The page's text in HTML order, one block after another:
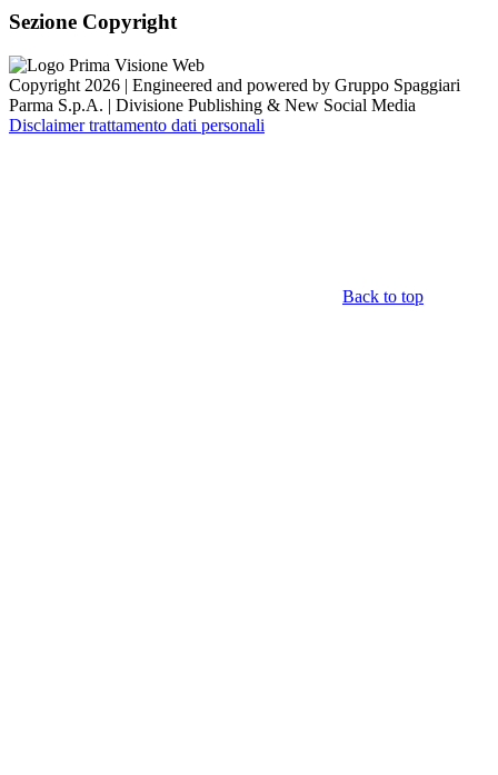
Sezione Copyright
Copyright 2026 | Engineered and powered by Gruppo Spaggiari
Parma S.p.A. | Divisione Publishing & New Social Media
Disclaimer trattamento dati personali
Back to top